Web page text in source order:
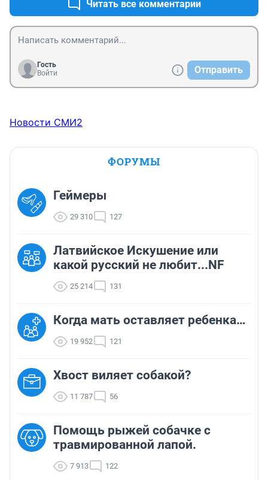
Читать все комментарии
Гость
Войти
Отправить
Новости СМИ2
ФОРУМЫ
Геймеры
29 310 127
Латвийское Искушение или
какой русский не любит...NF
25 214 131
Когда мать оставляет ребенка…
19 952 121
Хвост виляет собакой?
11 787 56
Помощь рыжей собачке с
травмированной лапой.
7 913 122